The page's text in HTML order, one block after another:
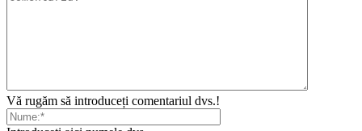
Vă rugăm să introduceți comentariul dvs.!